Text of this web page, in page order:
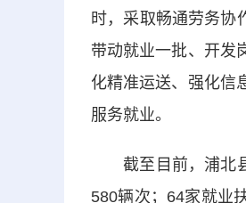
时，采取畅通劳务协
带动就业一批、开发
化精准运送、强化信
服务就业。
截至目前，浦北县
580辆次；64家就业